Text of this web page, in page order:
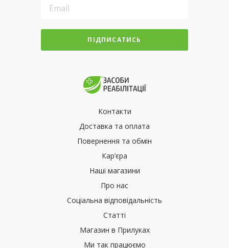
ПІДПИСАТИСЬ
Контакти
Доставка та оплата
Повернення та обмін
Кар’єра
Наші магазини
Про нас
Соціальна відповідальність
Статті
Магазин в Прилуках
Ми так працюємо